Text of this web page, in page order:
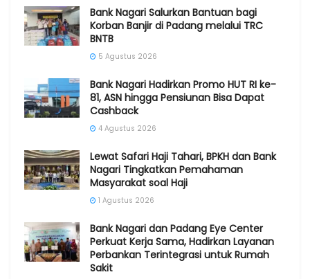
Bank Nagari Salurkan Bantuan bagi
Korban Banjir di Padang melalui TRC
BNTB
5 Agustus 2026
Bank Nagari Hadirkan Promo HUT RI ke-
81, ASN hingga Pensiunan Bisa Dapat
Cashback
4 Agustus 2026
Lewat Safari Haji Tahari, BPKH dan Bank
Nagari Tingkatkan Pemahaman
Masyarakat soal Haji
1 Agustus 2026
Bank Nagari dan Padang Eye Center
Perkuat Kerja Sama, Hadirkan Layanan
Perbankan Terintegrasi untuk Rumah
Sakit